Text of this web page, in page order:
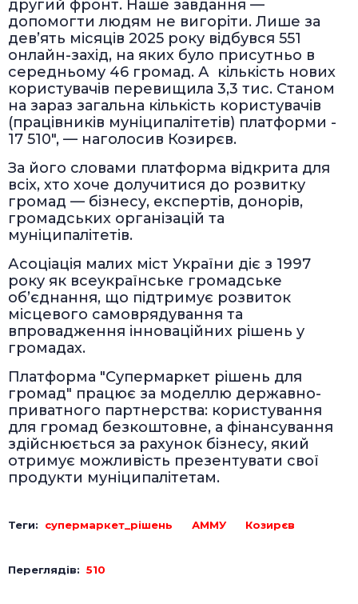
другий фронт. Наше завдання —
допомогти людям не вигоріти. Лише за
дев’ять місяців 2025 року відбувся 551
онлайн-захід, на яких було присутньо в
середньому 46 громад. А кількість нових
користувачів перевищила 3,3 тис. Станом
на зараз загальна кількість користувачів
(працівників муніципалітетів) платформи -
17 510", — наголосив Козирєв.
За його словами платформа відкрита для
всіх, хто хоче долучитися до розвитку
громад — бізнесу, експертів, донорів,
громадських організацій та
муніципалітетів.
Асоціація малих міст України діє з 1997
року як всеукраїнське громадське
об’єднання, що підтримує розвиток
місцевого самоврядування та
впровадження інноваційних рішень у
громадах.
Платформа "Супермаркет рішень для
громад" працює за моделлю державно-
приватного партнерства: користування
для громад безкоштовне, а фінансування
здійснюється за рахунок бізнесу, який
отримує можливість презентувати свої
продукти муніципалітетам.
Теги: супермаркет_рішень АММУ Козирєв
Переглядів: 510